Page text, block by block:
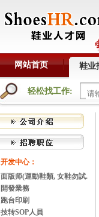
网站首页 鞋业
轻松找工作:
开发中心：
面版师(運動鞋類, 女鞋勿試.
謝謝)
開發業務
跑台印刷
技转SOP人員